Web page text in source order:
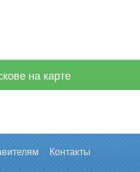
на карте
Контакты